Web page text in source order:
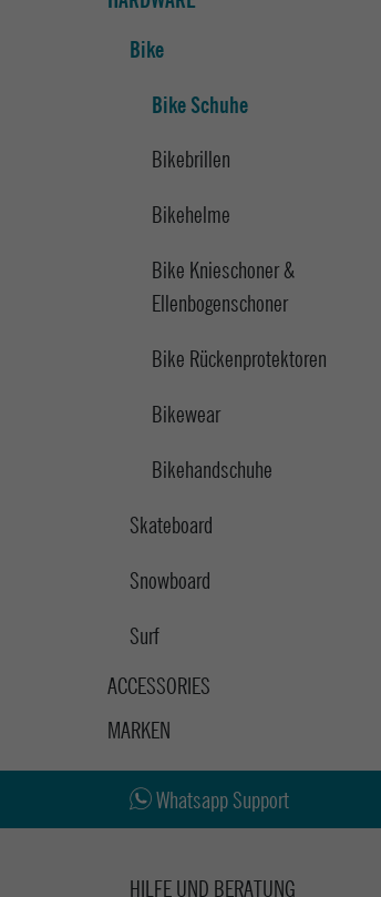
Bike
Bike Schuhe
Bikebrillen
Bikehelme
Bike Knieschoner &
Ellenbogenschoner
Bike Rückenprotektoren
Bikewear
Bikehandschuhe
Skateboard
Snowboard
Surf
ACCESSORIES
MARKEN
Whatsapp Support
HILFE UND BERATUNG